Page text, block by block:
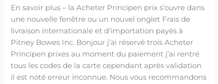
En savoir plus – la Acheter Principen prix s’ouvre dans
une nouvelle fenêtre ou un nouvel onglet Frais de
livraison internationale et d’importation payés à
Pitney Bowes Inc. Bonjour j’ai réservé trois Acheter
Principen prixes au moment du paiement j’ai rentré
tous les codes de la carte cependant après validation
il est noté erreur inconnue. Nous vous recommandons